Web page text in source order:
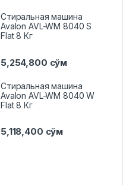
Стиральная машина
Avalon AVL-WM 8040 S
Flat 8 Кг
5,254,800 сўм
Стиральная машина
Avalon AVL-WM 8040 W
Flat 8 Кг
5,118,400 сўм